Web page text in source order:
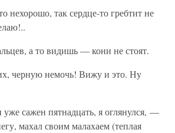
нехорошо, так сердце-то гребтит не
а то видишь — кони не стоят.
черную немочь! Вижу и это. Ну
уже сажен пятнадцать, я оглянулся, —
махал своим малахаем (теплая